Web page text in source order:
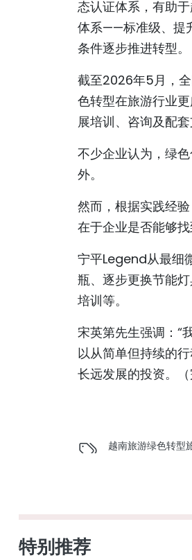
态认证体系，有助
体系——标准级、提
条件逐步推进转型。
截至2026年5月，
色转型在旅游行业
展培训、咨询及配套
不少企业认为，绿
外。
然而，根据实践经
在于企业是否能够找
宁平Legend从最细
瓶、逐步更换节能
培训等。
宋英第先生强调：“
以从简单但持续的
长远发展的投资。（
越南旅游绿色转型
特别推荐